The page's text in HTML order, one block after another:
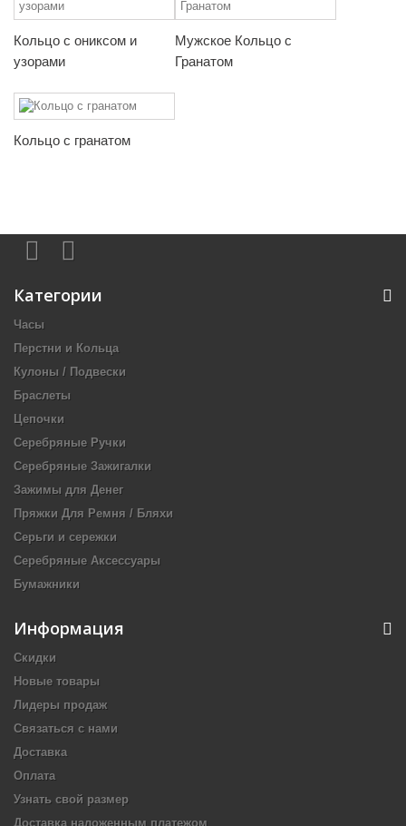
Кольцо с ониксом и
узорами
Мужское Кольцо с
Гранатом
Кольцо с гранатом
Категории
Часы
Перстни и Кольца
Кулоны / Подвески
Браслеты
Цепочки
Серебряные Ручки
Серебряные Зажигалки
Зажимы для Денег
Пряжки Для Ремня / Бляхи
Серьги и сережки
Серебряные Аксессуары
Бумажники
Информация
Скидки
Новые товары
Лидеры продаж
Связаться с нами
Доставка
Оплата
Узнать свой размер
Доставка наложенным платежом